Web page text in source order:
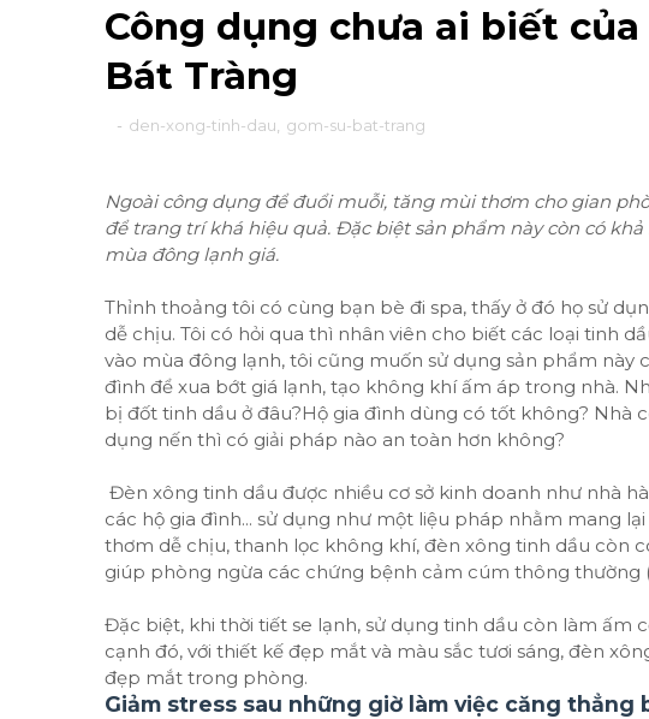
Công dụng chưa ai biết
Bát Tràng
- den-xong-tinh-dau gom-su-bat-trang
Ngoài công dụng để đuổi muỗi, tăng mùi thơm cho gian
để trang trí khá hiệu quả. Đặc biệt sản phẩm này còn có
mùa đông lạnh giá.
Thỉnh thoảng tôi có cùng bạn bè đi spa, thấy ở đó họ sử
dễ chịu. Tôi có hỏi qua thì nhân viên cho biết các loại tinh
vào mùa đông lạnh, tôi cũng muốn sử dụng sản phẩm này
đình để xua bớt giá lạnh, tạo không khí ấm áp trong nhà.
bị đốt tinh dầu ở đâu?Hộ gia đình dùng có tốt không? Nhà
dụng nến thì có giải pháp nào an toàn hơn không?
Đèn xông tinh dầu được nhiều cơ sở kinh doanh như nhà
các hộ gia đình... sử dụng như một liệu pháp nhằm mang
thơm dễ chịu, thanh lọc không khí, đèn xông tinh dầu còn
giúp phòng ngừa các chứng bệnh cảm cúm thông thường
Đặc biệt, khi thời tiết se lạnh, sử dụng tinh dầu còn làm ấm
cạnh đó, với thiết kế đẹp mắt và màu sắc tươi sáng, đèn
đẹp mắt trong phòng.
Giảm stress sau những giờ làm việc căng